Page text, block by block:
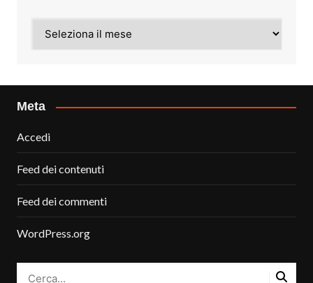
Meta
Accedi
Feed dei contenuti
Feed dei commenti
WordPress.org